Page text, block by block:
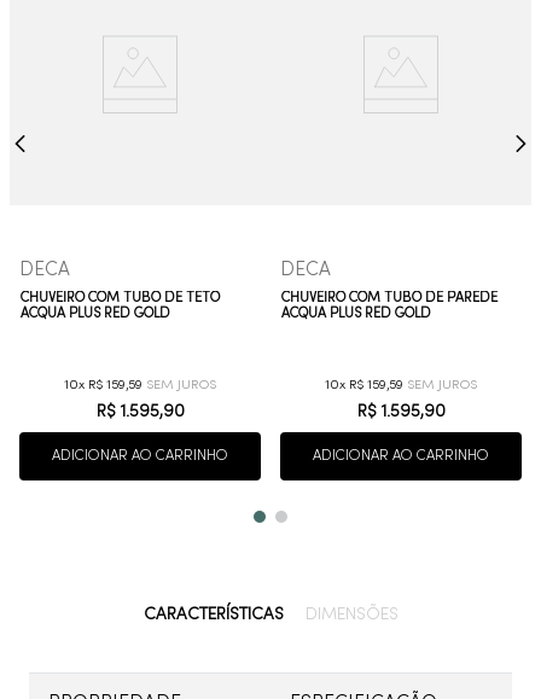
DECA
CHUVEIRO COM TUBO DE TETO
ACQUA PLUS RED GOLD
10 R$ 159,59
R$ 1 .595,90
ADICIONAR AO CARRINHO
DECA
CHUVEIRO COM TUBO DE PAREDE
ACQUA PLUS RED GOLD
10 R$ 159,59
R$ 1 .595,90
ADICIONAR AO CARRINHO
CARACTERÍSTICAS DIMENSÕES